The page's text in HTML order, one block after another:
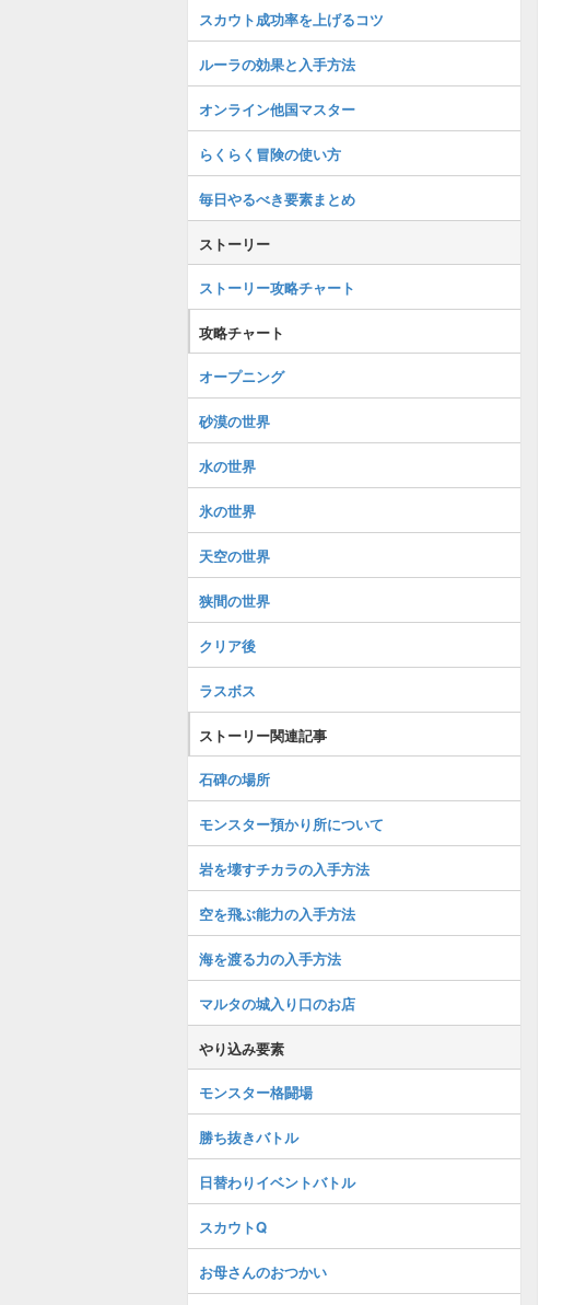
スカウト成功率を上げるコツ
ルーラの効果と入手方法
オンライン他国マスター
らくらく冒険の使い方
毎日やるべき要素まとめ
ストーリー
ストーリー攻略チャート
攻略チャート
オープニング
砂漠の世界
水の世界
氷の世界
天空の世界
狭間の世界
クリア後
ラスボス
ストーリー関連記事
石碑の場所
モンスター預かり所について
岩を壊すチカラの入手方法
空を飛ぶ能力の入手方法
海を渡る力の入手方法
マルタの城入り口のお店
やり込み要素
モンスター格闘場
勝ち抜きバトル
日替わりイベントバトル
スカウトQ
お母さんのおつかい